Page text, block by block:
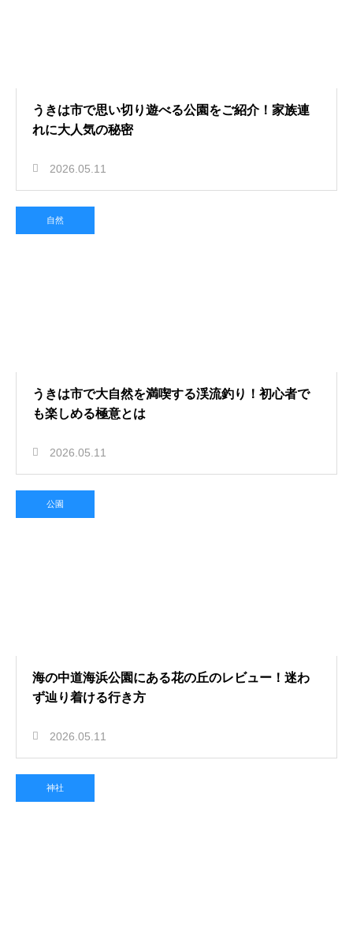
うきは市で思い切り遊べる公園をご紹介！家族連
れに大人気の秘密
2026.05.11
自然
うきは市で大自然を満喫する渓流釣り！初心者で
も楽しめる極意とは
2026.05.11
公園
海の中道海浜公園にある花の丘のレビュー！迷わ
ず辿り着ける行き方
2026.05.11
神社